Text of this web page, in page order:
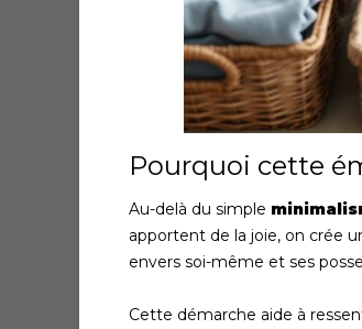
Pourquoi cette
Au-delà du simple
apportent de la joie, on crée
envers soi-même et ses
Cette démarche aide à